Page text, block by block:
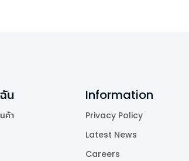
น
ค้า
Information
Privacy Policy
Latest News
Careers